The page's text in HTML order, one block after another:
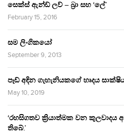
සෙක්ස් ඇන්ඩ් ලව් – බ්‍රා සහ ‘ලේ’
February 15, 2016
සම ලිංගිකයෝ
September 9, 2013
පෑඩ් අඳින ගැහැනියකගේ හෘදය
May 10, 2019
‘රහසිගතව ක්‍රියාත්මක වන කුලවාදය
තිබේ.’